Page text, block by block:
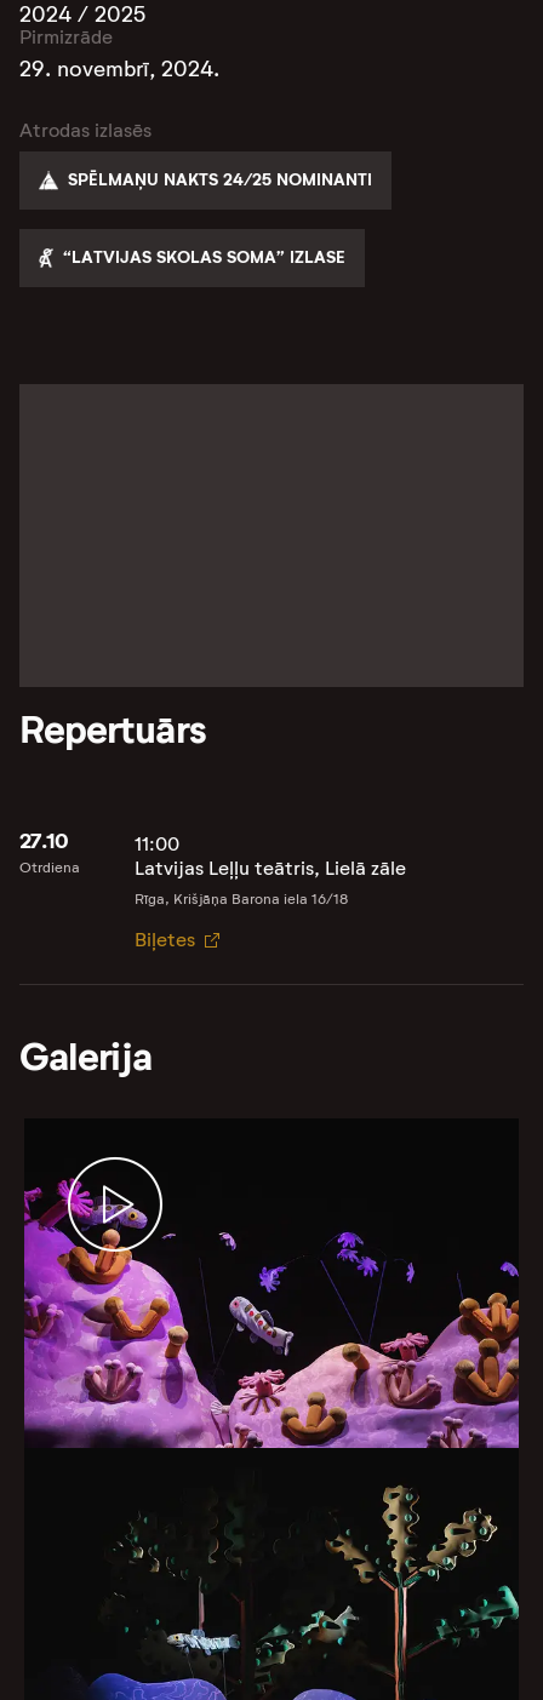
2024 / 2025
Pirmizrāde
29. novembrī, 2024.
Atrodas izlasēs
SPĒLMAŅU NAKTS 24/25 NOMINANTI
“LATVIJAS SKOLAS SOMA” IZLASE
Repertuārs
27.10
Otrdiena
11:00
Latvijas Leļļu teātris, Lielā zāle
Rīga, Krišjāņa Barona iela 16/18
Biļetes
Galerija